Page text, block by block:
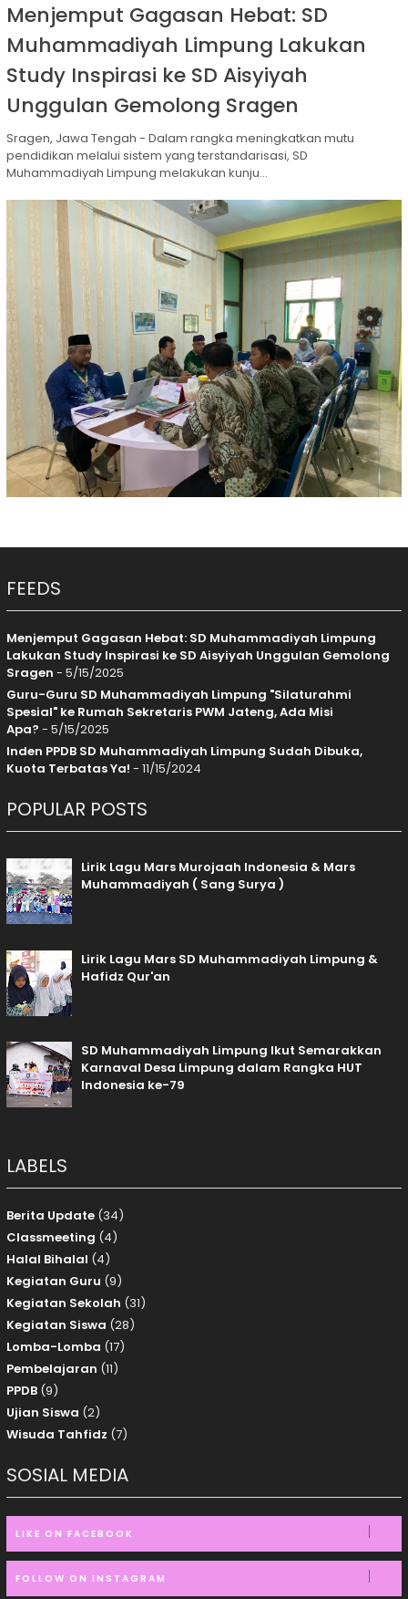
Menjemput Gagasan Hebat: SD
Muhammadiyah Limpung Lakukan
Study Inspirasi ke SD Aisyiyah
Unggulan Gemolong Sragen
Sragen, Jawa Tengah - Dalam rangka meningkatkan mutu
pendidikan melalui sistem yang terstandarisasi, SD
Muhammadiyah Limpung melakukan kunju...
FEEDS
Menjemput Gagasan Hebat: SD Muhammadiyah Limpung
Lakukan Study Inspirasi ke SD Aisyiyah Unggulan Gemolong
Sragen - 5/15/2025
Guru-Guru SD Muhammadiyah Limpung "Silaturahmi
Spesial" ke Rumah Sekretaris PWM Jateng, Ada Misi
Apa? - 5/15/2025
Inden PPDB SD Muhammadiyah Limpung Sudah Dibuka,
Kuota Terbatas Ya! - 11/15/2024
POPULAR POSTS
Lirik Lagu Mars Murojaah Indonesia & Mars
Muhammadiyah ( Sang Surya )
Lirik Lagu Mars SD Muhammadiyah Limpung &
Hafidz Qur'an
SD Muhammadiyah Limpung Ikut Semarakkan
Karnaval Desa Limpung dalam Rangka HUT
Indonesia ke-79
LABELS
Berita Update (34)
Classmeeting (4)
Halal Bihalal (4)
Kegiatan Guru (9)
Kegiatan Sekolah (31)
Kegiatan Siswa (28)
Lomba-Lomba (17)
Pembelajaran (11)
PPDB (9)
Ujian Siswa (2)
Wisuda Tahfidz (7)
SOSIAL MEDIA
LIKE ON FACEBOOK
FOLLOW ON INSTAGRAM